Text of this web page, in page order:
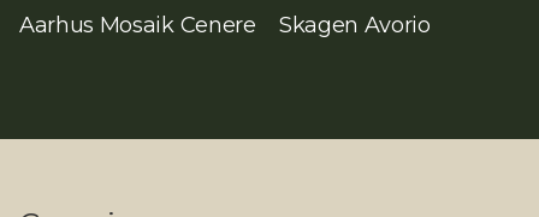
Aarhus Mosaik Cenere Skagen Avorio